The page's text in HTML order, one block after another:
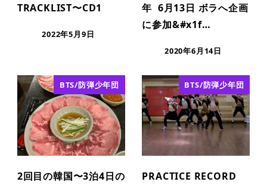
TRACKLIST〜CD1
2022年5月9日
年 6月13日 ボラへ企画
に参加&#x1f…
2020年6月14日
BTS/防弾少年団
2回目の韓国〜3泊4日の
BTS/防弾少年団
PRACTICE RECORD